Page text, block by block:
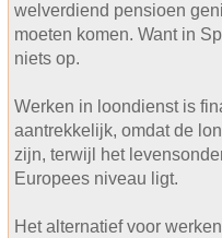
welverdiend pensioen
moeten komen. Want in
niets op.
Werken in loondienst is
aantrekkelijk, omdat de
zijn, terwijl het
Europees niveau ligt.
Het alternatief voor